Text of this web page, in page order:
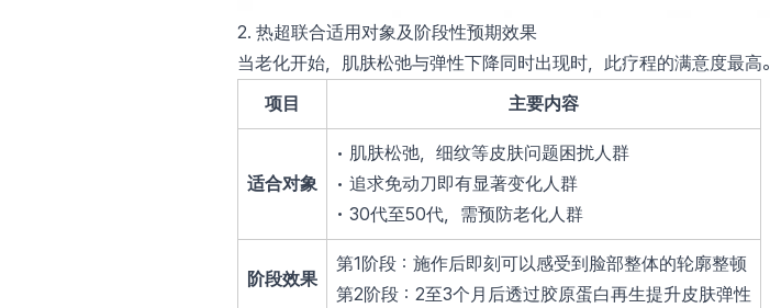
2. 热超联合适用对象及阶段性预期效果
当老化开始，肌肤松弛与弹性下降同时出现时，此疗程的满意度最高。
项目
主要内容
适合对象
• 肌肤松弛，细纹等皮肤问题困扰人群
• 追求免动刀即有显著变化人群
• 30代至50代，需预防老化人群
阶段效果
第1阶段：施作后即刻可以感受到脸部整体的轮廓整顿
第2阶段：2至3个月后透过胶原蛋白再生提升皮肤弹性